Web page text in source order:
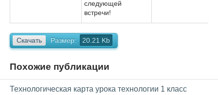
следующей
встречи!
Скачать Размер: 20.21 Kb
Похожие публикации
Технологическая карта урока технологии 1 класс